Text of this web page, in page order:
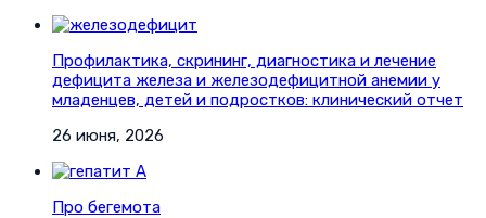
Профилактика, скрининг, диагностика и лечение
дефицита железа и железодефицитной анемии у
младенцев, детей и подростков: клинический отчет
26 июня, 2026
Про бегемота